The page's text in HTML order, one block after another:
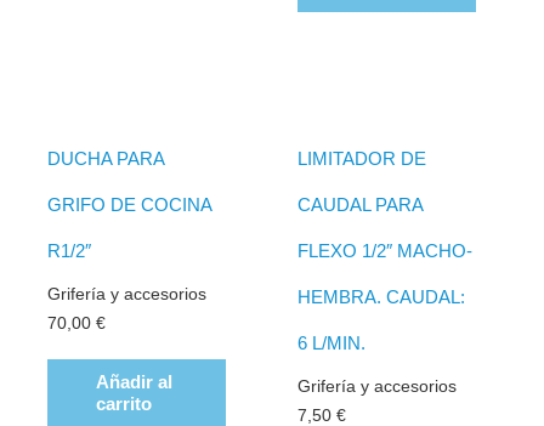
DUCHA PARA
GRIFO DE COCINA
R1/2″
Grifería y accesorios
70,00€
Añadir al
carrito
LIMITADOR DE
CAUDAL PARA
FLEXO 1/2″ MACHO-
HEMBRA. CAUDAL:
6 L/MIN.
Grifería y accesorios
7,50 €